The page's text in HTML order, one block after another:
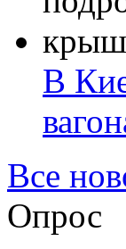
В
Все
Опрос